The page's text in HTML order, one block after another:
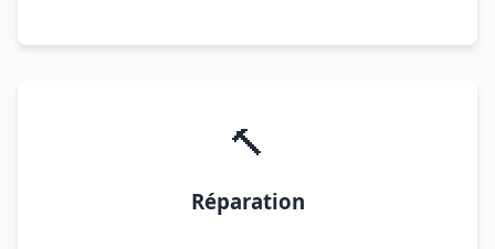
🔨
Réparation